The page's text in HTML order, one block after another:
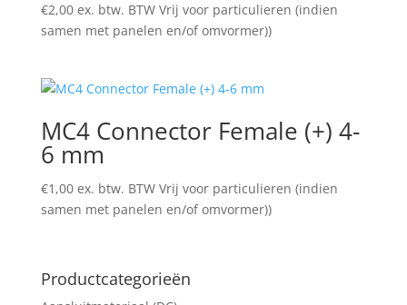
€2,00 ex. btw. BTW Vrij voor particulieren (indien
samen met panelen en/of omvormer))
MC4 Connector Female (+) 4-
6 mm
€1,00 ex. btw. BTW Vrij voor particulieren (indien
samen met panelen en/of omvormer))
Productcategorieën